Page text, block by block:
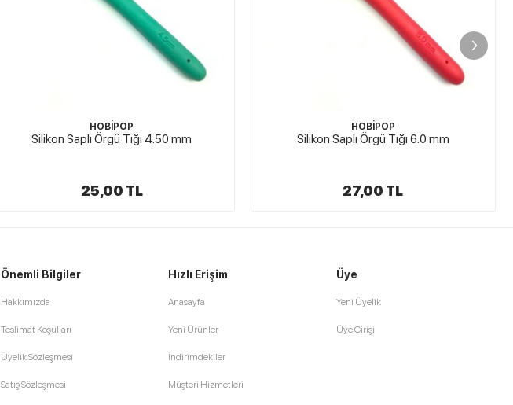
HOBİPOP
Silikon Saplı Örgü Tığı 6.0 mm
27,00 TL
SHUMA
Shuma Red Kırmızı Silikon Saplı Örgü Tığı 2
49,00 TL
Önemli Bilgiler
Hakkımızda
Teslimat Koşulları
Üyelik Sözleşmesi
Satış Sözleşmesi
Hızlı Erişim
Anasayfa
Yeni Ürünler
İndirimdekiler
Müşteri Hizmetleri
Üye
Yeni Üyelik
Üye Girişi